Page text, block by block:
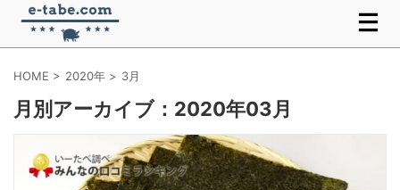
HOME > 2020年 > 3月
月別アーカイブ：2020年03月